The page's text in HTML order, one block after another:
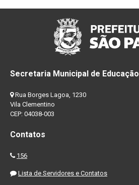
Secretaria Municipal de Educação
Rua Borges Lagoa, 1230
Vila Clementino
CEP: 04038-003
Contatos
156
Lista de Servidores e Contatos